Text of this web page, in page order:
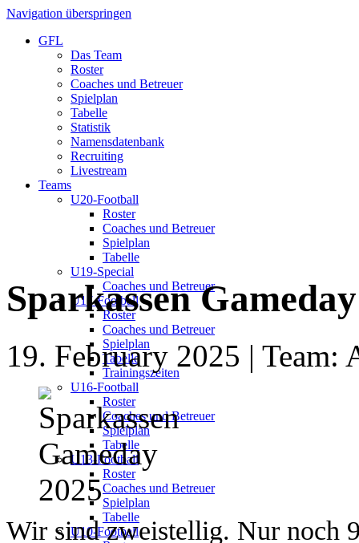
Navigation überspringen
GFL
Das Team
Roster
Coaches und Betreuer
Spielplan
Tabelle
Statistik
Namensdatenbank
Recruiting
Livestream
Teams
U20-Football
Roster
Coaches und Betreuer
Spielplan
Tabelle
U19-Special
Coaches und Betreuer
U17-Football
Roster
Coaches und Betreuer
Spielplan
Tabelle
Trainingszeiten
U16-Football
Roster
Coaches und Betreuer
Spielplan
Tabelle
U13-Football
Roster
Coaches und Betreuer
Spielplan
Tabelle
U10-Football
Sparkassen
19. February 2025 | Team:
Wir sind zweistellig. Nur noch